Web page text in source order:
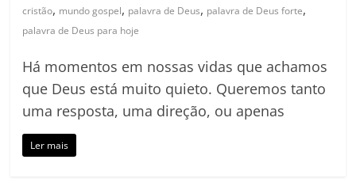
cristão, mundo gospel, palavra de Deus, palavra de Deus forte,
palavra de Deus para hoje
Há momentos em nossas vidas que achamos
que Deus está muito quieto. Queremos tanto
uma resposta, uma direção, ou apenas
Ler mais